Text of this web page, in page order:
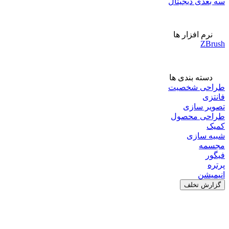
نرم افزار ها
ZBrush
دسته بندی ها
طراحی شخصیت
فانتزی
تصویر سازی
طراحی محصول
کمیک
شبیه سازی
مجسمه
فیگور
پرتره
انیمیشن
گزارش تخلف